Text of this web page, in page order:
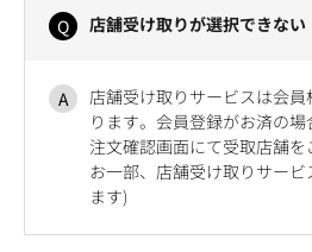
店舗受け取りが選択できない
店舗受け取りサービスは会
ります。会員登録がお済の
注文確認画面にて受取店舗
お一部、店舗受け取りサー
ます)